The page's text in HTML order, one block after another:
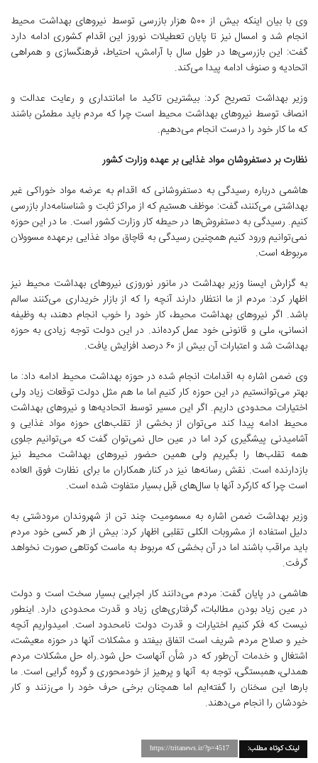
وی با بیان اینکه بیش از ۵۰۰ هزار بازرسی توسط نیروهای بهداشت محیط
انجام شد و امسال نیز تا پایان تعطیلات نوروز این اقدام کشوری ادامه دارد
گفت: این بازرسی‌ها در طول سال با آرامش، احتیاط، فرهنگسازی و همراهی
اتحادیه و صنوف ادامه پیدا می‌کند.
وزیر بهداشت تصریح کرد: بیشترین تاکید ما امانتداری و رعایت عدالت و
انصاف توسط نیروهای بهداشت محیط است چرا که مردم باید مطمئن باشند
که ما کار خود را درست انجام می‌دهیم.
نظارت بر دستفروشان مواد غذایی بر عهده وزارت کشور
هاشمی درباره رسیدگی به دستفروشانی که اقدام به عرضه مواد خوراکی غیر
بهداشتی می‌کنند، گفت: موظف هستیم که از مراکز ثابت و شناسنامه‌دار بازرسی
کنیم. رسیدگی به دستفروش‌ها در حیطه کار وزارت کشور است. ما در این حوزه
نمی‌توانیم ورود کنیم همچنین رسیدگی به قاچاق مواد غذایی برعهده مسوولان
مربوطه است.
به گزارش ایسنا وزیر بهداشت در مانور نوروزی نیروهای بهداشت محیط نیز
اظهار کرد: مردم از ما انتظار دارند آنچه را که از بازار خریداری می‌کنند سالم
باشد. اگر نیروهای بهداشت محیط، کار خود را خوب انجام دهند، به وظیفه
انسانی، ملی و قانونی خود عمل کرده‌اند. در این دولت توجه زیادی به حوزه
بهداشت شد و اعتبارات آن بیش از ۶۰ درصد افزایش یافت.
وی ضمن اشاره به اقدامات انجام شده در حوزه بهداشت محیط ادامه داد: ما
بهتر می‌توانستیم در این حوزه کار کنیم اما ما هم مثل دولت توقعات زیاد ولی
اختیارات محدودی داریم. اگر این مسیر توسط اتحادیه‌ها و نیروهای بهداشت
محیط ادامه پیدا کند می‌توان از بخشی از تقلب‌های حوزه مواد غذایی و
آشامیدنی پیشگیری کرد اما در عین حال نمی‌توان گفت که می‌توانیم جلوی
همه تقلب‌ها را بگیریم ولی همین حضور نیروهای بهداشت محیط نیز
بازدارنده است. نقش رسانه‌ها نیز در کنار همکاران ما برای نظارت فوق العاده
است چرا که کارکرد آنها با سال‌های قبل بسیار متفاوت شده است.
وزیر بهداشت ضمن اشاره به مسمومیت چند تن از شهروندان مرودشتی به
دلیل استفاده از مشروبات الکلی تقلبی اظهار کرد: بیش از هر کسی خود مردم
باید مراقب باشند اما در آن بخشی که مربوط به ماست کوتاهی صورت نخواهد
گرفت.
هاشمی در پایان گفت: مردم می‌دانند کار اجرایی بسیار سخت است و دولت
در عین زیاد بودن مطالبات، گرفتاری‌های زیاد و قدرت محدودی دارد. اینطور
نیست که فکر کنیم اختیارات و قدرت دولت نامحدود است. امیدواریم آنچه
خیر و صلاح مردم شریف است اتفاق بیفتد و مشکلات آنها در حوزه معیشت،
اشتغال و خدمات آن‌طور که در شأن آنهاست حل شود.راه حل مشکلات مردم
همدلی، همبستگی، توجه به آنها و پرهیز از خودمحوری و گروه گرایی است. ما
بارها این سخنان را گفته‌ایم اما همچنان برخی حرف خود را می‌زنند و کار
خودشان را انجام می‌دهند.
لینک کوتاه مطلب: https://tritanews.ir/?p=4517